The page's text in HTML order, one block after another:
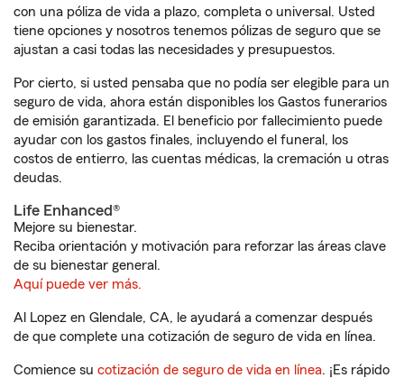
con una póliza de vida a plazo, completa o universal. Usted
tiene opciones y nosotros tenemos pólizas de seguro que se
ajustan a casi todas las necesidades y presupuestos.
Por cierto, si usted pensaba que no podía ser elegible para un
seguro de vida, ahora están disponibles los Gastos funerarios
de emisión garantizada. El beneficio por fallecimiento puede
ayudar con los gastos finales, incluyendo el funeral, los
costos de entierro, las cuentas médicas, la cremación u otras
deudas.
Life Enhanced®
Mejore su bienestar.
Reciba orientación y motivación para reforzar las áreas clave
de su bienestar general.
Aquí puede ver más.
Al Lopez en Glendale, CA, le ayudará a comenzar después
de que complete una cotización de seguro de vida en línea.
Comience su cotización de seguro de vida en línea. ¡Es rápido